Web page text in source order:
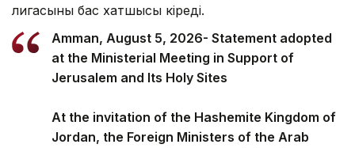
лигасының бас хатшысы кіреді.
Amman, August 5, 2026- Statement adopted
at the Ministerial Meeting in Support of
Jerusalem and Its Holy Sites
At the invitation of the Hashemite Kingdom of
Jordan, the Foreign Ministers of the Arab